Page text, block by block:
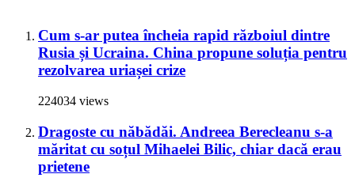
Cum s-ar putea încheia rapid războiul dintre
Rusia și Ucraina. China propune soluția pentru
rezolvarea uriașei crize
224034 views
Dragoste cu năbădăi. Andreea Berecleanu s-a
măritat cu soțul Mihaelei Bilic, chiar dacă erau
prietene